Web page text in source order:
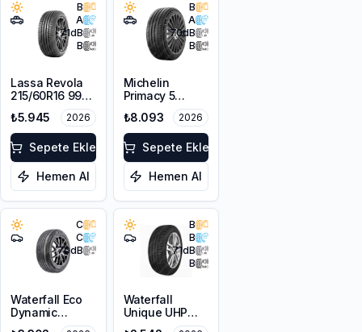
B
A
71dB
B
Lassa Revola
215/60R16 99V
₺5.945 2026
Sepete Ekle
Hemen Al
B
A
70dB
B
Michelin
Primacy 5
225/55R18 98V
₺8.093 2026
Sepete Ekle
Hemen Al
C
C
70dB
Waterfall Eco
Dynamic
225/45R18 95W
B
B
71dB
B
Waterfall
Unique UHP
205/55R16 94W